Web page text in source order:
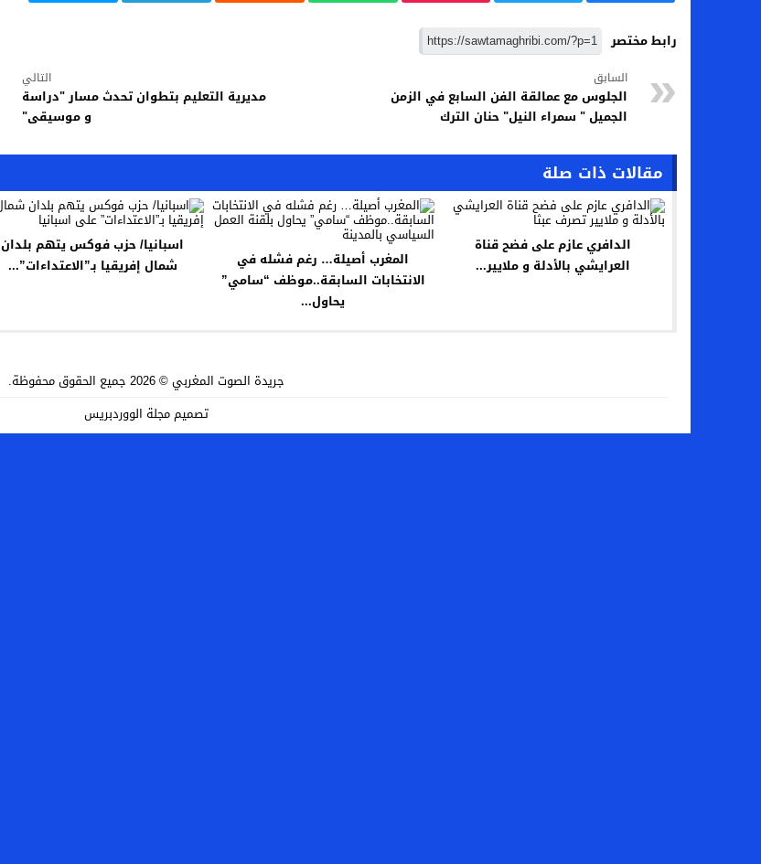
رابط مختصر
السابق
الجلوس مع عمالقة الفن السابع في الزمن
الجميل " سمراء النيل" حنان الترك
التالي
مديرية التعليم بتطوان تحدث مسار "دراسة
و موسيقى"
مقالات ذات صلة
الدافري عازم على فضح قناة
العرايشي بالأدلة و ملايير...
المغرب أصيلة… رغم فشله في
الانتخابات السابقة..موظف “سامي”
يحاول...
اسبانيا/ حزب فوكس يتهم بلدان
شمال إفريقيا بـ”الاعتداءات”...
جريدة الصوت المغربي© 2026 جميع الحقوق محفوظة.
تصميممجلة الووردبريس